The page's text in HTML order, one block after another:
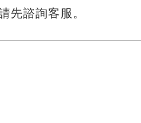
諮詢客服。